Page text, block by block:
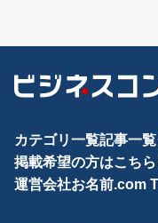
カテゴリ一覧記事一覧
掲載希望の方はこちら
運営会社お名前.com